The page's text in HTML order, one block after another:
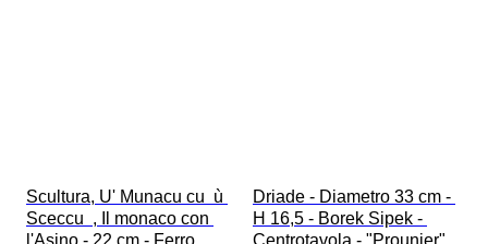
Scultura, U' Munacu cu  ù
Sceccu  , Il monaco con
l'Asino - 22 cm - Ferro
Driade - Diametro 33 cm -
H 16,5 - Borek Sipek -
Centrotavola - "Prounier"